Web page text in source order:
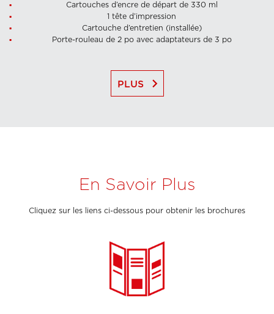
Cartouches d’encre de départ de 330 ml
1 tête d’impression
Cartouche d’entretien (installée)
Porte-rouleau de 2 po avec adaptateurs de 3 po
PLUS keyboard_arrow_right
En Savoir Plus
Cliquez sur les liens ci-dessous pour obtenir les brochures